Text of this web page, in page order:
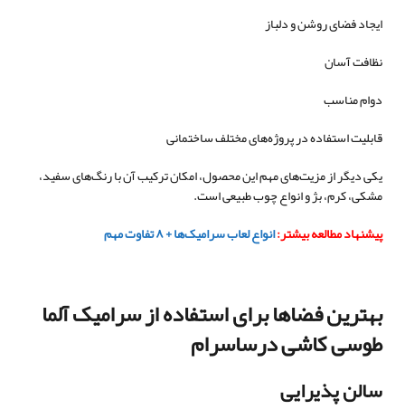
ایجاد فضای روشن و دلباز
نظافت آسان
دوام مناسب
قابلیت استفاده در پروژه‌های مختلف ساختمانی
یکی دیگر از مزیت‌های مهم این محصول، امکان ترکیب آن با رنگ‌های سفید،
مشکی، کرم، بژ و انواع چوب طبیعی است.
پیشنهاد مطالعه بیشتر:انواع لعاب سرامیک‌ها + ۸ تفاوت مهم
بهترین فضاها برای استفاده از سرامیک آلما
طوسی کاشی درساسرام
سالن پذیرایی